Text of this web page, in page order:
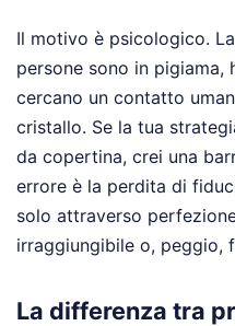
Il motivo è psicologico.
persone sono in
cercano un contatto
cristallo. Se la tua
da copertina, crei una
errore è la perdita di
solo attraverso
irraggiungibile o, peggio,
La differenza tra